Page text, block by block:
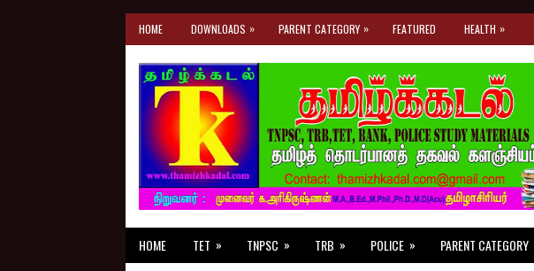
HOME DOWNLOADS » PARENT CATEGORY » FEATURED HEALTH »
HOME TET » TNPSC » TRB » POLICE » PARENT CATEGORY